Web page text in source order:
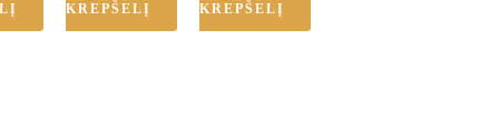
KREPŠELĮ
KREPŠELĮ